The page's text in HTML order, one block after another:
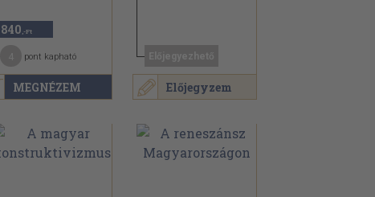
MEGNÉZEM
840 ,-Ft
pont kapható
Előjegyzem